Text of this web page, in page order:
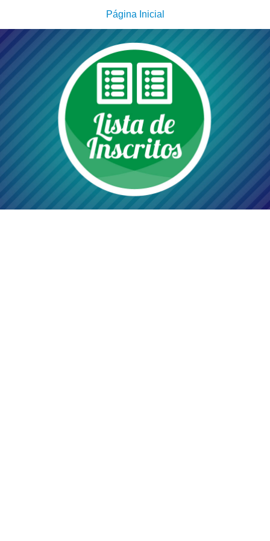
Página Inicial